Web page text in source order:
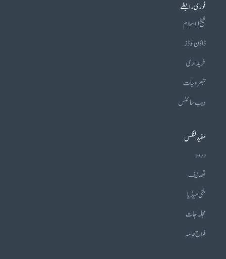
فوری رابطے
شیخ الاسلام
ڈاؤن لوڈز
خریداری
تبصرہ جات
ویب سائٹس
مفید لنکس
درود
تصانیف
ملٹی میڈیا
مجلہ جات
فلاح عامہ